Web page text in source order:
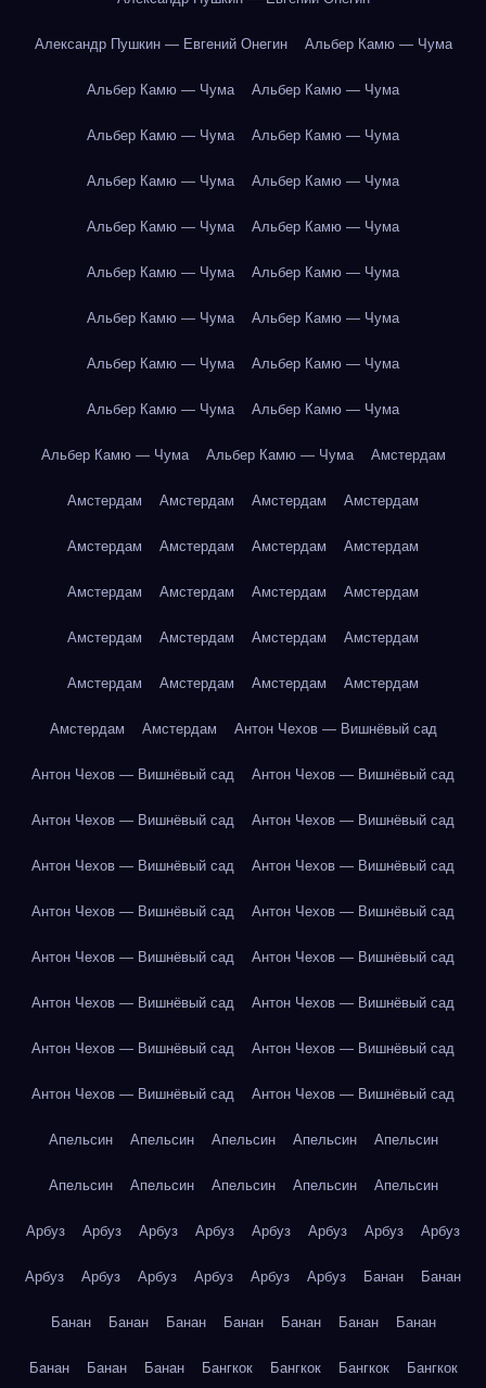
Александр Пушкин — Евгений Онегин Альбер Камю — Чума
Альбер Камю — Чума Альбер Камю — Чума
Альбер Камю — Чума Альбер Камю — Чума
Альбер Камю — Чума Альбер Камю — Чума
Альбер Камю — Чума Альбер Камю — Чума
Альбер Камю — Чума Альбер Камю — Чума
Альбер Камю — Чума Альбер Камю — Чума
Альбер Камю — Чума Альбер Камю — Чума
Альбер Камю — Чума Альбер Камю — Чума
Альбер Камю — Чума Альбер Камю — Чума Амстердам
Амстердам Амстердам Амстердам Амстердам
Амстердам Амстердам Амстердам Амстердам
Амстердам Амстердам Амстердам Амстердам
Амстердам Амстердам Амстердам Амстердам
Амстердам Амстердам Амстердам Амстердам
Амстердам Амстердам Антон Чехов — Вишнёвый сад
Антон Чехов — Вишнёвый сад Антон Чехов — Вишнёвый сад
Антон Чехов — Вишнёвый сад Антон Чехов — Вишнёвый сад
Антон Чехов — Вишнёвый сад Антон Чехов — Вишнёвый сад
Антон Чехов — Вишнёвый сад Антон Чехов — Вишнёвый сад
Антон Чехов — Вишнёвый сад Антон Чехов — Вишнёвый сад
Антон Чехов — Вишнёвый сад Антон Чехов — Вишнёвый сад
Антон Чехов — Вишнёвый сад Антон Чехов — Вишнёвый сад
Антон Чехов — Вишнёвый сад Антон Чехов — Вишнёвый сад
Апельсин Апельсин Апельсин Апельсин Апельсин
Апельсин Апельсин Апельсин Апельсин Апельсин
Арбуз Арбуз Арбуз Арбуз Арбуз Арбуз Арбуз Арбуз
Арбуз Арбуз Арбуз Арбуз Арбуз Арбуз Банан Банан
Банан Банан Банан Банан Банан Банан Банан
Банан Банан Банан Бангкок Бангкок Бангкок Бангкок